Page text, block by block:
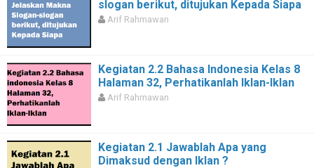
slogan berikut, ditujukan Kepada Siapa
Arif Rahmawan
Kegiatan 2.2 Bahasa Indonesia Kelas 8
Halaman 32, Perhatikanlah Iklan-Iklan
Arif Rahmawan
Kegiatan 2.1 Jawablah Apa yang
Dimaksud dengan Iklan ?